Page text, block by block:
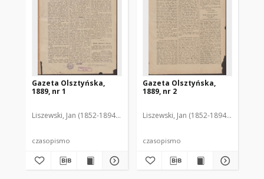
Gazeta Olsztyńska,
1889, nr 1
Liszewski, Jan (1852-1894). Red.
czasopismo
Gazeta Olsztyńska,
1889, nr 2
Liszewski, Jan (1852-1894). Red.
czasopismo